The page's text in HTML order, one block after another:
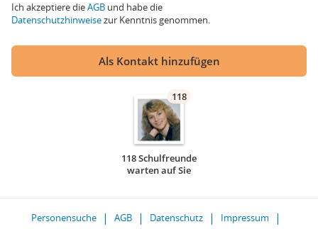
Ich akzeptiere dieAGB und habe die
Datenschutzhinweisezur Kenntnis genommen.
Als Kontakt hinzufügen
118
118 Schulfreunde
warten auf Sie
Personensuche AGB Datenschutz
Impressum